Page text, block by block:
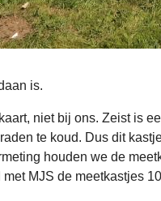
is.
niet bij ons. Zeist is
te koud. Dus dit
houden we de
MJS de meetkastjes